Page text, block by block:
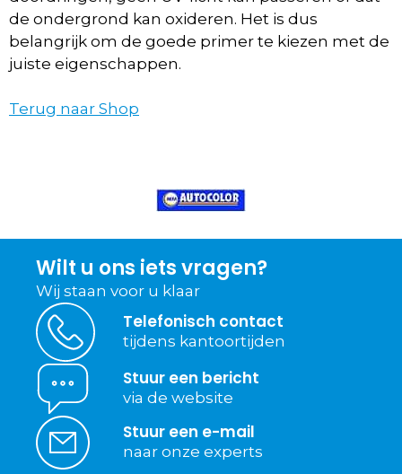
de ondergrond kan oxideren. Het is dus
belangrijk om de goede primer te kiezen met de
juiste eigenschappen.
Terug naar Shop
Wilt u ons iets vragen?
Wij staan voor u klaar
Telefonisch contact
tijdens kantoortijden
Stuur een bericht
via de website
Stuur een e-mail
naar onze experts